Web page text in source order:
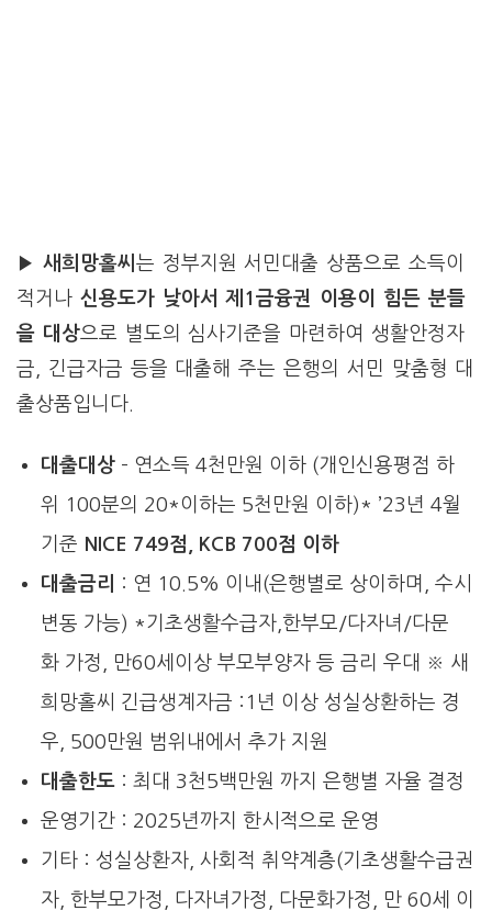
▶ 새희망홀씨 는 정부지원 서민대출 상품으로 소득이
적거나 신용도가 낮아서 제1금융권 이용이 힘든 분들
을 대상으로 별도의 심사기준을 마련하여 생활안정자
금, 긴급자금 등을 대출해 주는 은행의 서민 맞춤형 대
출상품입니다.
대출대상– 연소득 4천만원 이하 (개인신용평점 하
위 100분의 20*이하는 5천만원 이하)* ’23년 4월
기준 NICE 749점, KCB 700점 이하
대출금리
: 연 10.5% 이내(은행별로 상이하며, 수시
변동 가능) *기초생활수급자,한부모/다자녀/다문
화 가정, 만60세이상 부모부양자 등 금리 우대 ※ 새
희망홀씨 긴급생계자금 :1년 이상 성실상환하는 경
우, 500만원 범위내에서 추가 지원
대출한도: 최대 3천5백만원 까지 은행별 자율 결정
운영기간 : 2025년까지 한시적으로 운영
기타 : 성실상환자, 사회적 취약계층(기초생활수급권
자, 한부모가정, 다자녀가정, 다문화가정, 만 60세 이